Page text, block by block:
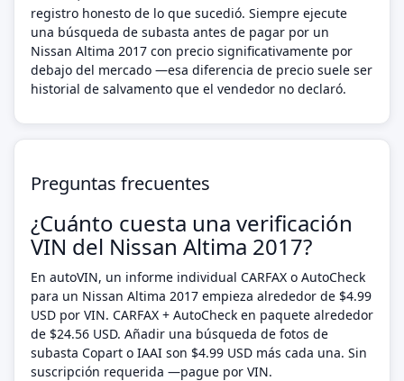
registro honesto de lo que sucedió. Siempre ejecute
una búsqueda de subasta antes de pagar por un
Nissan Altima 2017 con precio significativamente por
debajo del mercado —esa diferencia de precio suele ser
historial de salvamento que el vendedor no declaró.
Preguntas frecuentes
¿Cuánto cuesta una verificación
VIN del Nissan Altima 2017?
En autoVIN, un informe individual CARFAX o AutoCheck
para un Nissan Altima 2017 empieza alrededor de $4.99
USD por VIN. CARFAX + AutoCheck en paquete alrededor
de $24.56 USD. Añadir una búsqueda de fotos de
subasta Copart o IAAI son $4.99 USD más cada una. Sin
suscripción requerida —pague por VIN.